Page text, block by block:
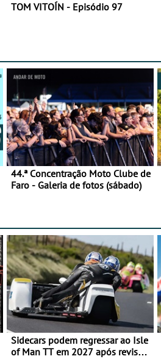
TOM VITOÍN - Episódio 97
44.ª Concentração Moto Clube de
Faro - Galeria de fotos (sábado)
Sidecars podem regressar ao Isle
of Man TT em 2027 após revisão